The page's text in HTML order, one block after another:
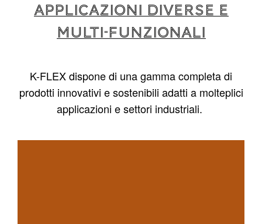
APPLICAZIONI DIVERSE E
MULTI-FUNZIONALI
K-FLEX dispone di una gamma completa di
prodotti innovativi e sostenibili adatti a molteplici
applicazioni e settori industriali.